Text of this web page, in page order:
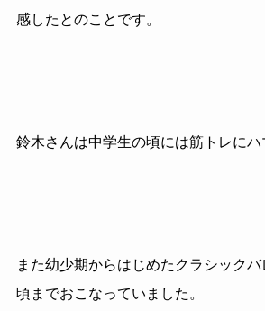
感したとのことです。
鈴木さんは中学生の頃には筋トレにハ
また幼少期からはじめたクラシック
頃までおこなっていました。